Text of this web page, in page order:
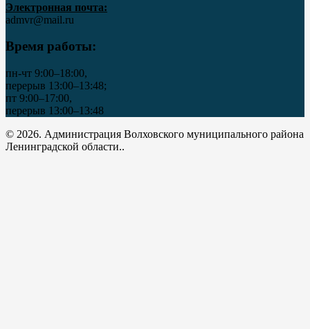
Электронная почта:
admvr@mail.ru
Время работы:
пн-чт 9:00–18:00,
перерыв 13:00–13:48;
пт 9:00–17:00,
перерыв 13:00–13:48
© 2026. Администрация Волховского муниципального района
Ленинградской области..